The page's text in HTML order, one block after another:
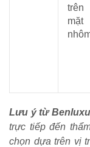
trên
mặt
Lưu ý từ
trực tiếp đến
chọn dựa trên vị